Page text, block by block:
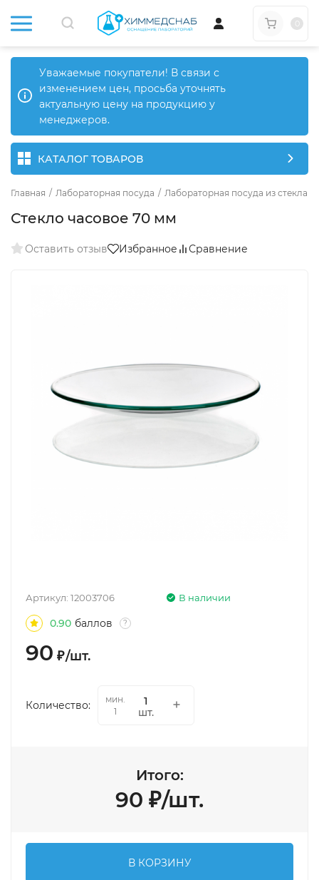
Уважаемые покупатели! В связи с
изменением цен, просьба уточнять
актуальную цену на продукцию у
менеджеров.
КАТАЛОГ ТОВАРОВ
Главная / Лабораторная посуда / Лабораторная посуда из стекла
Стекло часовое 70 мм
Оставить отзыв Избранное Сравнение
В наличии
Артикул: 12003706
0.90 баллов ?
90 ₽/шт.
Количество:
мин.
1
шт.
Итого:
90 ₽/шт.
В КОРЗИНУ